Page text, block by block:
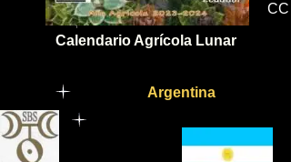
Calendario Agrícola Lunar
Argentina
CC